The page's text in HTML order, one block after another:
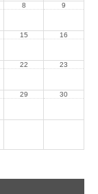
8 9
15 16
22 23
29 30